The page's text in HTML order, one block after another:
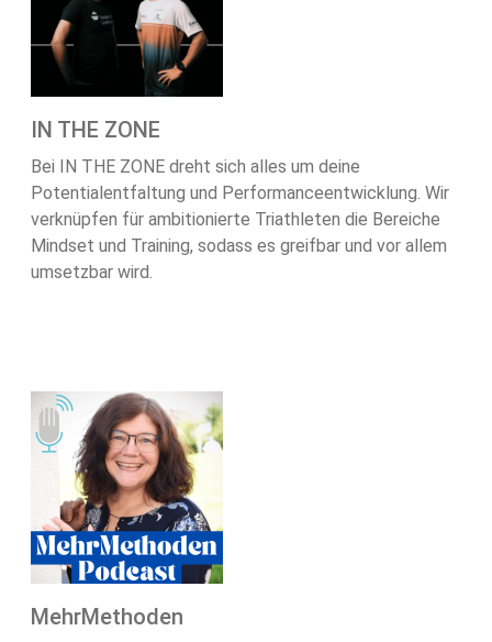
IN THE ZONE
Bei IN THE ZONE dreht sich alles um deine
Potentialentfaltung und Performanceentwicklung. Wir
verknüpfen für ambitionierte Triathleten die Bereiche
Mindset und Training, sodass es greifbar und vor allem
umsetzbar wird.
MehrMethoden